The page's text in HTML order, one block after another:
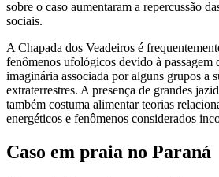
sobre o caso aumentaram a repercussão
sociais.
A Chapada dos Veadeiros é
fenômenos ufológicos devido à passagem
imaginária associada por alguns grupos a
extraterrestres. A presença de grandes
também costuma alimentar teorias
energéticos e fenômenos considerados
Caso em praia no Paraná